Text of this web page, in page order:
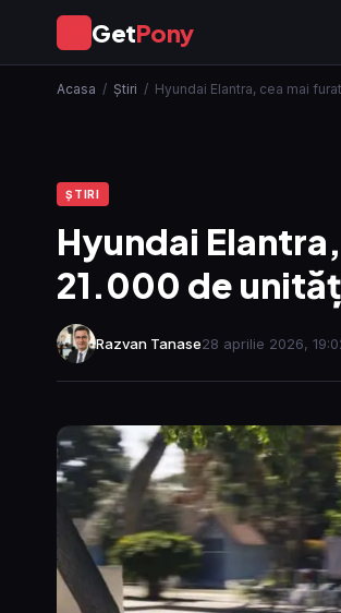
GetPony
Acasa / Ştiri / Hyundai Elantra, cea mai
ŞTIRI
Hyundai
21.000 de
Razvan Tanase28 aprilie 2026,